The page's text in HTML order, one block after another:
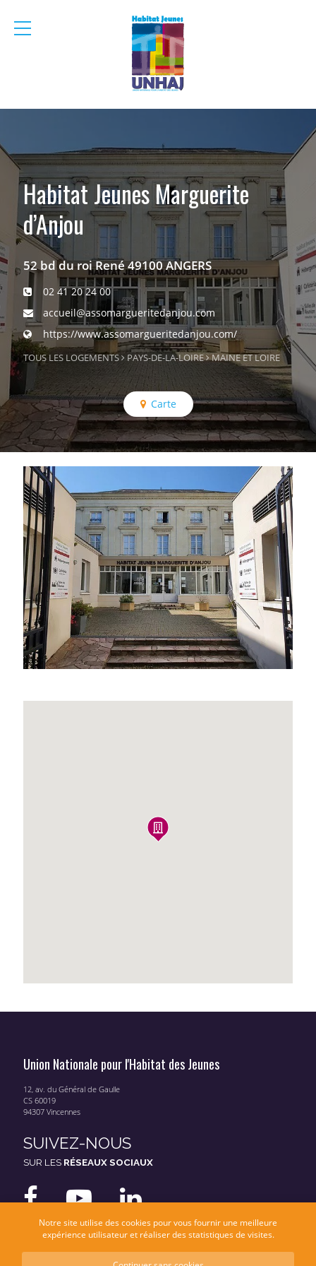
menu
Habitat Jeunes Marguerite
d’Anjou
52 bd du roi René 49100 ANGERS
02 41 20 24 00
accueil@assomargueritedanjou.com
https://www.assomargueritedanjou.com/
TOUS LES LOGEMENTS PAYS-DE-LA-LOIRE MAINE ET LOIRE
Carte
Union Nationale pour l'Habitat des Jeunes
12, av. du Général de Gaulle
CS 60019
94307 Vincennes
SUIVEZ-NOUS
SUR LES RÉSEAUX SOCIAUX
Notre site utilise des cookies pour vous fournir une meilleure
expérience utilisateur et réaliser des statistiques de visites.